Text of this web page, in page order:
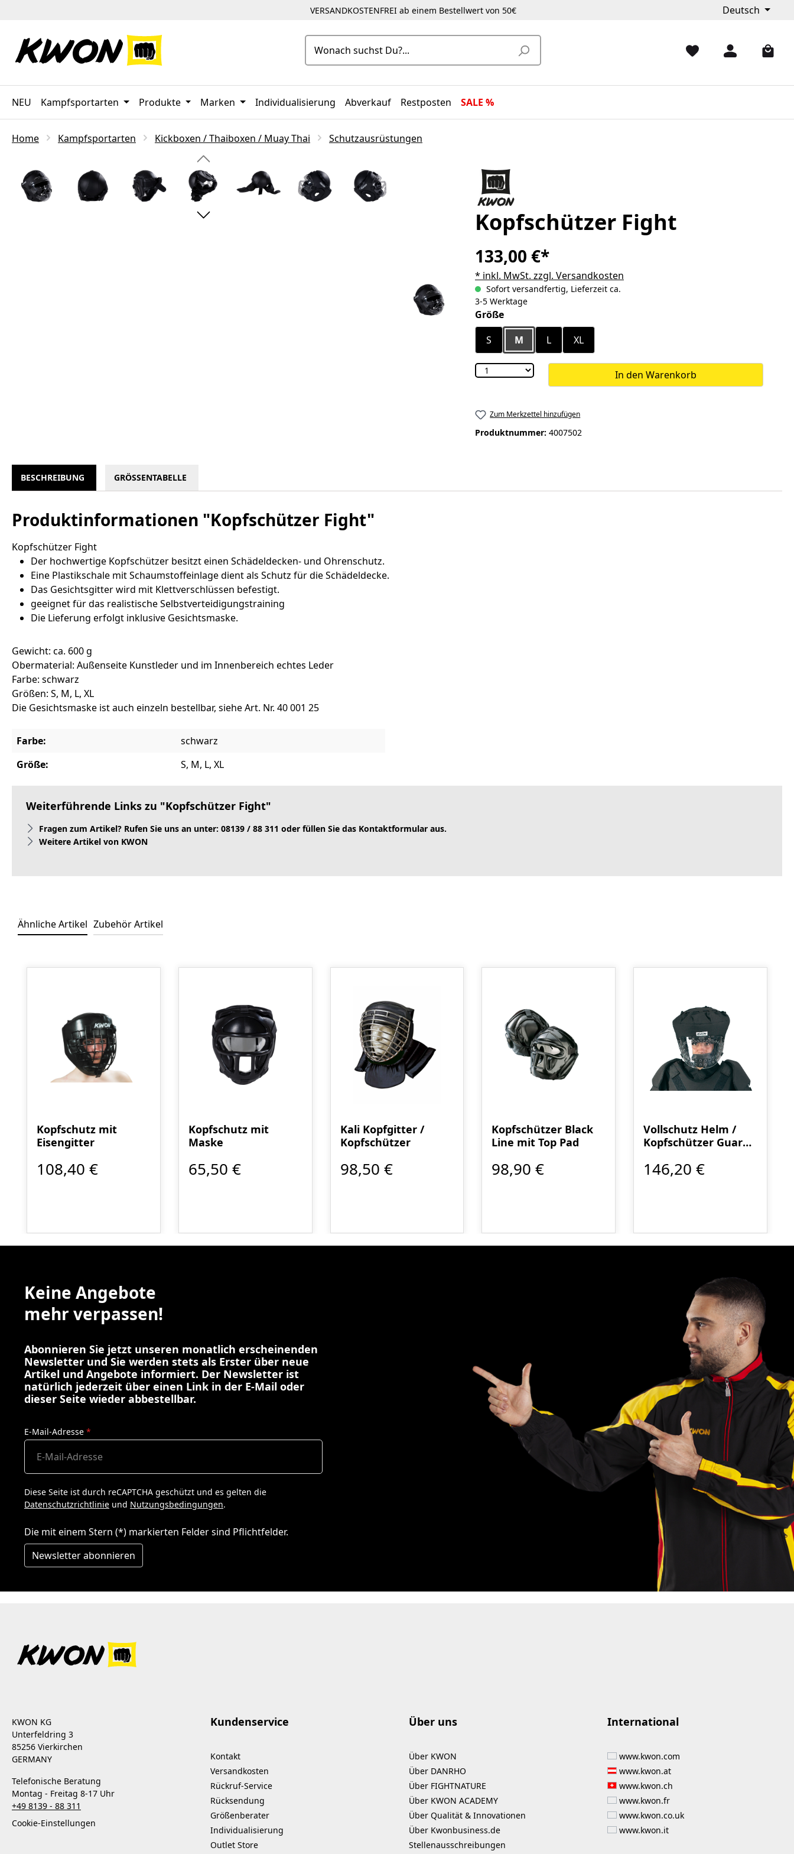
VERSANDKOSTENFREI ab einem Bestellwert von 50€ Deutsch
NEU Kampfsportarten Produkte Marken Individualisierung Abverkauf Restposten SALE %
Home Kampfsportarten Kickboxen / Thaiboxen / Muay Thai Schutzausrüstungen
Bildergalerie überspringen
Kopfschützer Fight
133,00 €*
* inkl. MwSt. zzgl. Versandkosten
Sofort versandfertig, Lieferzeit ca.
3-5 Werktage
Größeauswählen
S
M L XL
In den Warenkorb
Zum Merkzettel hinzufügen
Produktnummer: 4007502
BESCHREIBUNG GRÖSSENTABELLE
Produktinformationen "Kopfschützer Fight"
Kopfschützer Fight
Der hochwertige Kopfschützer besitzt einen Schädeldecken- und Ohrenschutz.
Eine Plastikschale mit Schaumstoffeinlage dient als Schutz für die Schädeldecke.
Das Gesichtsgitter wird mit Klettverschlüssen befestigt.
geeignet für das realistische Selbstverteidigungstraining
Die Lieferung erfolgt inklusive Gesichtsmaske.
Gewicht: ca. 600 g
Obermaterial: Außenseite Kunstleder und im Innenbereich echtes Leder
Farbe: schwarz
Größen: S, M, L, XL
Die Gesichtsmaske ist auch einzeln bestellbar, siehe Art. Nr. 40 001 25
Farbe:
schwarz
Größe:
S, M, L, XL
Weiterführende Links zu "Kopfschützer Fight"
Fragen zum Artikel? Rufen Sie uns an unter: 08139 / 88 311 oder füllen Sie das Kontaktformular aus.
Weitere Artikel von KWON
Ähnliche Artikel Zubehör Artikel
Kopfschutz mit
Eisengitter
108,40 €
Kopfschutz mit
Maske
65,50 €
Kali Kopfgitter /
Kopfschützer
98,50 €
Kopfschützer Black
Line mit Top Pad
98,90 €
Vollschutz Helm /
Kopfschützer Guard
146,20 €
Keine Angebote
mehr verpassen!
Abonnieren Sie jetzt unseren monatlich erscheinenden
Newsletter und Sie werden stets als Erster über neue
Artikel und Angebote informiert. Der Newsletter ist
natürlich jederzeit über einen Link in der E-Mail oder
dieser Seite wieder abbestellbar.
E-Mail-Adresse *
Diese Seite ist durch reCAPTCHA geschützt und es gelten die
Datenschutzrichtlinie und Nutzungsbedingungen.
Die mit einem Stern (*) markierten Felder sind Pflichtfelder.
Newsletter abonnieren
KWON KG
Unterfeldring 3
85256 Vierkirchen
GERMANY
Telefonische Beratung
Montag - Freitag 8-17 Uhr
+49 8139 - 88 311
Cookie-Einstellungen
Kundenservice
Kontakt
Versandkosten
Rückruf-Service
Rücksendung
Größenberater
Individualisierung
Outlet Store
Über uns
Über KWON
Über DANRHO
Über FIGHTNATURE
Über KWON ACADEMY
Über Qualität & Innovationen
Über Kwonbusiness.de
Stellenausschreibungen
International
www.kwon.com
www.kwon.at
www.kwon.ch
www.kwon.fr
www.kwon.co.uk
www.kwon.it